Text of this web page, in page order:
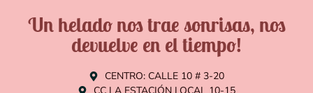
Un helado nos trae sonrisas, nos
devuelve en el tiempo!
CENTRO: CALLE 10 # 3-20